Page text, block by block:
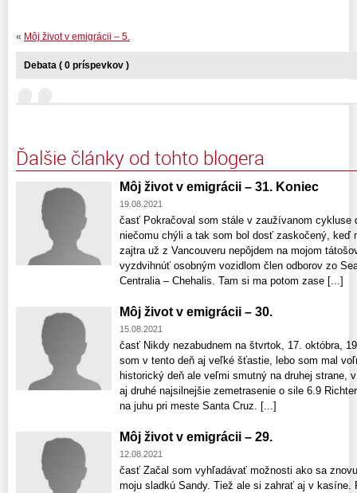
« Môj život v emigrácii – 5.
Debata ( 0 príspevkov )
Ďalšie články od tohto blogera
Môj život v emigrácii – 31. Koniec
19.08.2021
časť Pokračoval som stále v zaužívanom cykluse
niečomu chýli a tak som bol dosť zaskočený, keď
zajtra už z Vancouveru nepôjdem na mojom
vyzdvihnúť osobným vozidlom člen odborov zo
Centralia – Chehalis. Tam si ma potom zase [...]
Môj život v emigrácii – 30.
15.08.2021
časť Nikdy nezabudnem na štvrtok, 17. októbra,
som v tento deň aj veľké šťastie, lebo som mal
historický deň ale veľmi smutný na druhej strane,
aj druhé najsilnejšie zemetrasenie o sile 6.9
na juhu pri meste Santa Cruz. [...]
Môj život v emigrácii – 29.
12.08.2021
časť Začal som vyhľadávať možnosti ako sa
moju sladkú Sandy. Tiež ale si zahrať aj v kasíne.